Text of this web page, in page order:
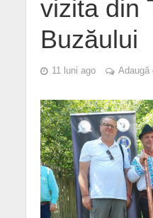
vizita din
Buzăului
11 luni ago Adaugă